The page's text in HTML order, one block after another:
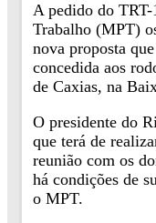
A pedido do
Trabalho (MPT)
nova proposta
concedida aos
de Caxias, na
O presidente do
que terá de
reunião com os
há condições de
o MPT.